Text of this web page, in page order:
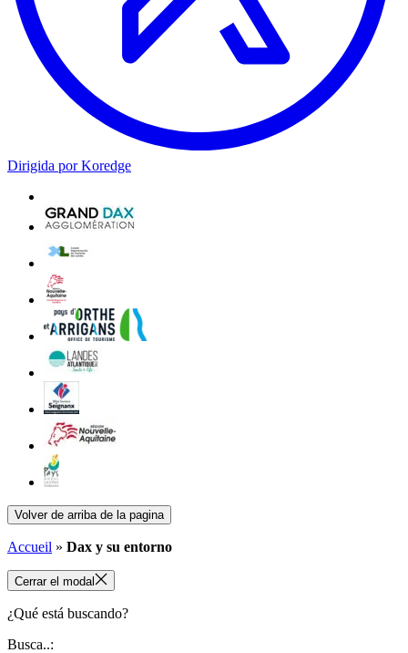
Dirigida por Koredge
Volver de arriba de la pagina
Accueil » Dax y su entorno
Cerrar el modal
¿Qué está buscando?
Busca..: